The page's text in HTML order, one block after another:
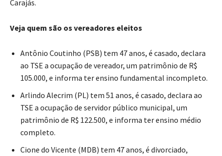
Carajás.
Veja quem são os vereadores eleitos
Antônio Coutinho (PSB) tem 47 anos, é casado, declara
ao TSE a ocupação de vereador, um patrimônio de R$
105.000, e informa ter ensino fundamental incompleto.
Arlindo Alecrim (PL) tem 51 anos, é casado, declara ao
TSE a ocupação de servidor público municipal, um
patrimônio de R$ 122.500, e informa ter ensino médio
completo.
Cione do Vicente (MDB) tem 47 anos, é divorciado,